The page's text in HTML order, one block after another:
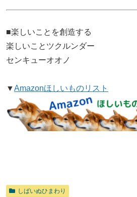
■楽しいことを創造する
楽しいことツクルンダー
センキューオオノ
▼Amazonほしいものリスト
しばいぬひまわり